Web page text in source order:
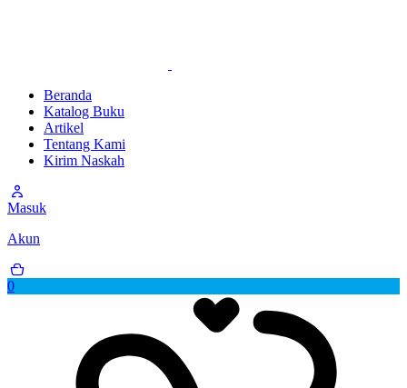
Beranda
Katalog Buku
Artikel
Tentang Kami
Kirim Naskah
Masuk
Akun
0